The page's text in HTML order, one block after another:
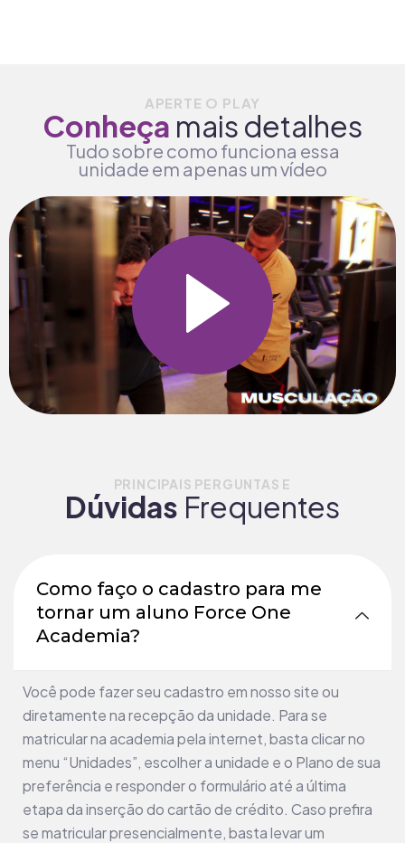
APERTE O PLAY
Conheça mais detalhes
Tudo sobre como funciona essa
unidade em apenas um vídeo
PRINCIPAIS PERGUNTAS E
Dúvidas Frequentes
Como faço o cadastro para me
tornar um aluno Force One
Academia?
Você pode fazer seu cadastro em nosso site ou
diretamente na recepção da unidade. Para se
matricular na academia pela internet, basta clicar no
menu “Unidades”, escolher a unidade e o Plano de sua
preferência e responder o formulário até a última
etapa da inserção do cartão de crédito. Caso prefira
se matricular presencialmente, basta levar um